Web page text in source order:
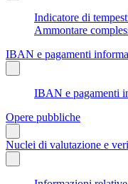
Indicatore di
Ammontare
IBAN e pagamenti
IBAN e pagamenti
Opere pubbliche
Nuclei di valutazione e